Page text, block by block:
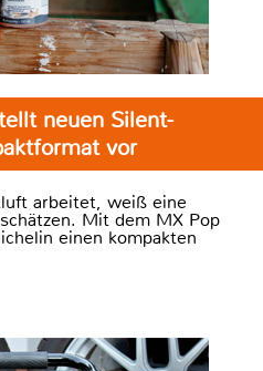
neuen Silent-
vor
arbeitet, weiß eine
Mit dem MX Pop
einen kompakten